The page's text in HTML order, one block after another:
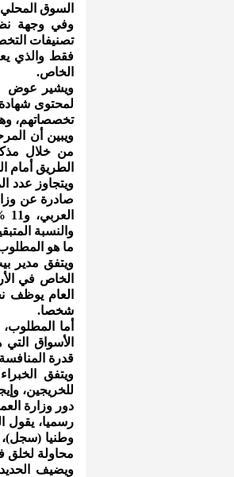
السوق المحلي
وفي وجهة
تصنيفات
الخاص.
ويشير عوض
لمحتوى
تخصصاتهم،
ويبين أن
من خلال
الطريق أمام
والنسبة
ما هو
ويتفق مدير
الخاص في
شخصا.
أما
الأسواق
قدرة المنافسة
ويتفق
للخريجين،
دور وزارة
رسميا، يقول
وطنيا (سجل)،
محاولة
ويضيف